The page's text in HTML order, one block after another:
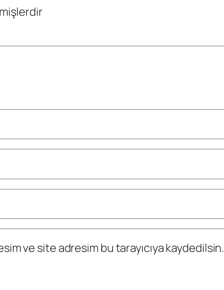
ve site adresim bu tarayıcıya kaydedilsin.